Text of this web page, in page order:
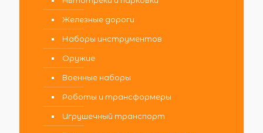
Железные дороги
Наборы инструментов
Оружие
Военные наборы
Роботы и трансформеры
Игрушечный транспорт